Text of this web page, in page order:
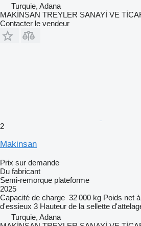
Turquie, Adana
MAKİNSAN TREYLER SANAYİ VE
Contacter le vendeur
2
Makinsan
Prix sur demande
Du fabricant
Semi-remorque plateforme
2025
Capacité de charge 32 000 kg Poids net
d'essieux 3 Hauteur de la sellette
Turquie, Adana